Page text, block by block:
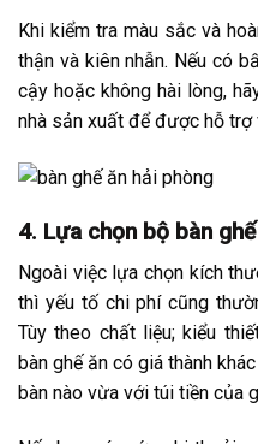
Khi kiểm tra màu sắc và
thận và kiên nhẫn. Nếu có
cậy hoặc không hài lòng,
nhà sản xuất để được hỗ trợ
4. Lựa chọn bộ bàn
Ngoài việc lựa chọn kích
thì yếu tố chi phí cũng
Tùy theo chất liệu; kiểu
bàn ghế ăn có giá thành
bàn nào vừa với túi tiền của